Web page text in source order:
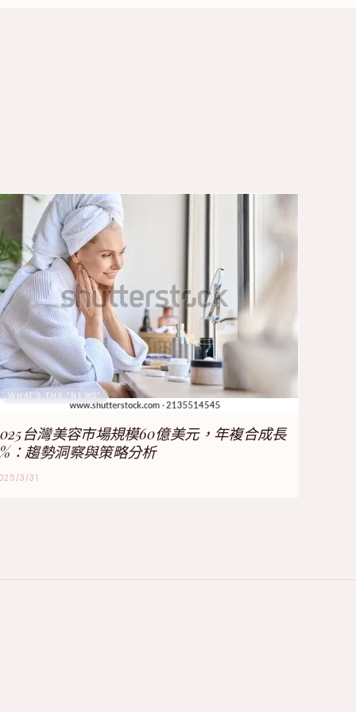
WHAT'S THE "NEWS"
台灣美容市場規模60億美元，年複合成長
：趨勢洞察與策略分析
3/31